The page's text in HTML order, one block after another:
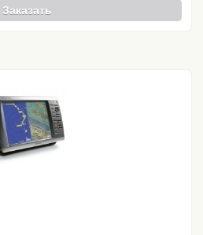
Заказать